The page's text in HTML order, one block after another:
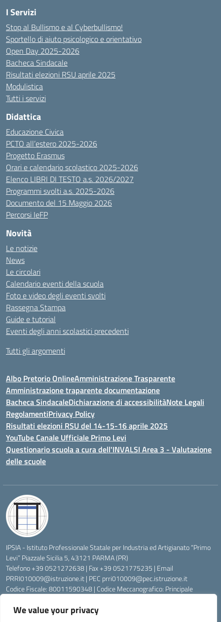
We value your privacy
I Servizi
Stop al Bullismo e al Cyberbullismo!
Sportello di aiuto psicologico e orientativo
Open Day 2025-2026
Bacheca Sindacale
Risultati elezioni RSU aprile 2025
Modulistica
Tutti i servizi
Didattica
Educazione Civica
PCTO all’estero 2025-2026
Progetto Erasmus
Orari e calendario scolastico 2025-2026
Elenco LIBRI DI TESTO a.s. 2026/2027
Programmi svolti a.s. 2025-2026
Documento del 15 Maggio 2026
Percorsi IeFP
Novità
Le notizie
News
Le circolari
Calendario eventi della scuola
Foto e video degli eventi svolti
Rassegna Stampa
Guide e tutorial
Eventi degli anni scolastici precedenti
Tutti gli argomenti
Albo Pretorio OnlineAmministrazione Trasparente
Amministrazione traparente documentazione
Bacheca SindacaleDichiarazione di accessibilitàNote Legali
RegolamentiPrivacy Policy
Risultati elezioni RSU del 14-15-16 aprile 2025
YouTube Canale Ufficiale Primo Levi
Questionario scuola a cura dell'INVALSI Area 3 - Valutazione
delle scuole
IPSIA - Istituto Professionale Statale per Industria ed Artigianato “Primo
Levi” Piazzale Sicilia 5, 43121 PARMA (PR)
Telefono +39 0521272638 | Fax +39 0521775235 | Email
PRRI010009@istruzione.it| PEC prri010009@pec.istruzione.it
Codice Fiscale: 80011590348 | Codice Meccanografico: Principale
Codice Univoco di Fatturazione: UFW76E | Codice Ente Tesoreria: